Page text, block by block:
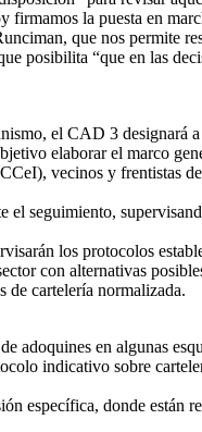
la puesta en
que nos permite
“que en las
el CAD 3
elaborar el marco
vecinos y frentistas
seguimiento,
los protocolos
con alternativas
de cartelería normalizada.
en algunas
indicativo sobre
específica, donde están